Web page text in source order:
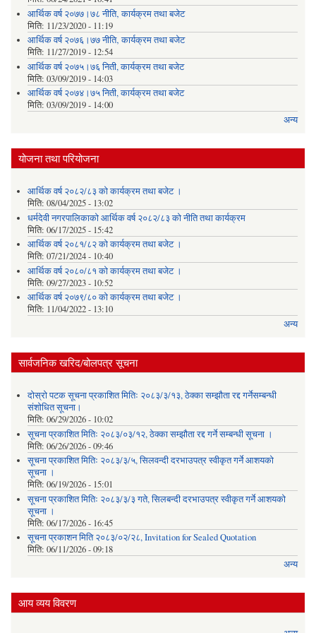
आर्थिक वर्ष २०७७।७८ नीति‚ कार्यक्रम तथा बजेट
मिति: 11/23/2020 - 11:19
आर्थिक वर्ष २०७६।७७ नीति‚ कार्यक्रम तथा बजेट
मिति: 11/27/2019 - 12:54
आर्थिक वर्ष २०७५।७६ निती, कार्यक्रम तथा बजेट
मिति: 03/09/2019 - 14:03
आर्थिक वर्ष २०७४।७५ निती, कार्यक्रम तथा बजेट
मिति: 03/09/2019 - 14:00
अन्य
योजना तथा परियोजना
आर्थिक वर्ष २०८२/८३ को कार्यक्रम तथा बजेट ।
मिति: 08/04/2025 - 13:02
धर्मदेवी नगरपालिकाको आर्थिक वर्ष २०८२/८३ को नीति तथा कार्यक्रम
मिति: 06/17/2025 - 15:42
आर्थिक वर्ष २०८१/८२ को कार्यक्रम तथा बजेट ।
मिति: 07/21/2024 - 10:40
आर्थिक वर्ष २०८०/८१ को कार्यक्रम तथा बजेट ।
मिति: 09/27/2023 - 10:52
आर्थिक वर्ष २०७९/८० को कार्यक्रम तथा बजेट ।
मिति: 11/04/2022 - 13:10
अन्य
सार्वजनिक खरिद/बोलपत्र सूचना
दोस्रो पटक सूचना प्रकाशित मितिः २०८३/३/१३, ठेक्का सम्झौता रद्द गर्नेसम्बन्धी
संशोधित सूचना।
मिति: 06/29/2026 - 10:02
सूचना प्रकाशित मितिः २०८३/०३/१२, ठेक्का सम्झौता रद्द गर्ने सम्बन्धी सूचना ।
मिति: 06/26/2026 - 09:46
सूचना प्रकाशित मितिः २०८३/३/५, सिलवन्दी दरभाउपत्र स्वीकृत गर्ने आशयको
सूचना ।
मिति: 06/19/2026 - 15:01
सूचना प्रकाशित मितिः २०८३/३/३ गते, सिलबन्दी दरभाउपत्र स्वीकृत गर्ने आशयको
सूचना ।
मिति: 06/17/2026 - 16:45
सूचना प्रकाशन मिति २०८३/०२/२८, Invitation for Sealed Quotation
मिति: 06/11/2026 - 09:18
अन्य
आय व्यय विवरण